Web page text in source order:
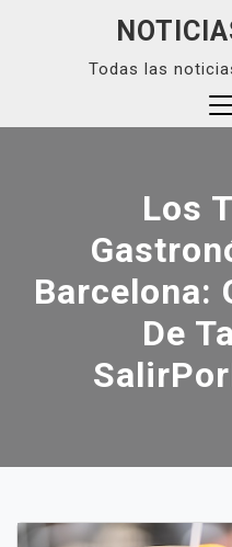
Todas las
Los
Barcelona:
De